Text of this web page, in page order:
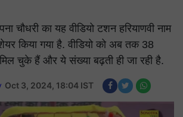
चौधरी का यह वीडियो टशन हरियाणवी नाम
किया गया है. वीडियो को अब तक 38
चुके हैं और ये संख्या बढ़ती ही जा रही है.
Oct 3, 2024, 18:04 IST